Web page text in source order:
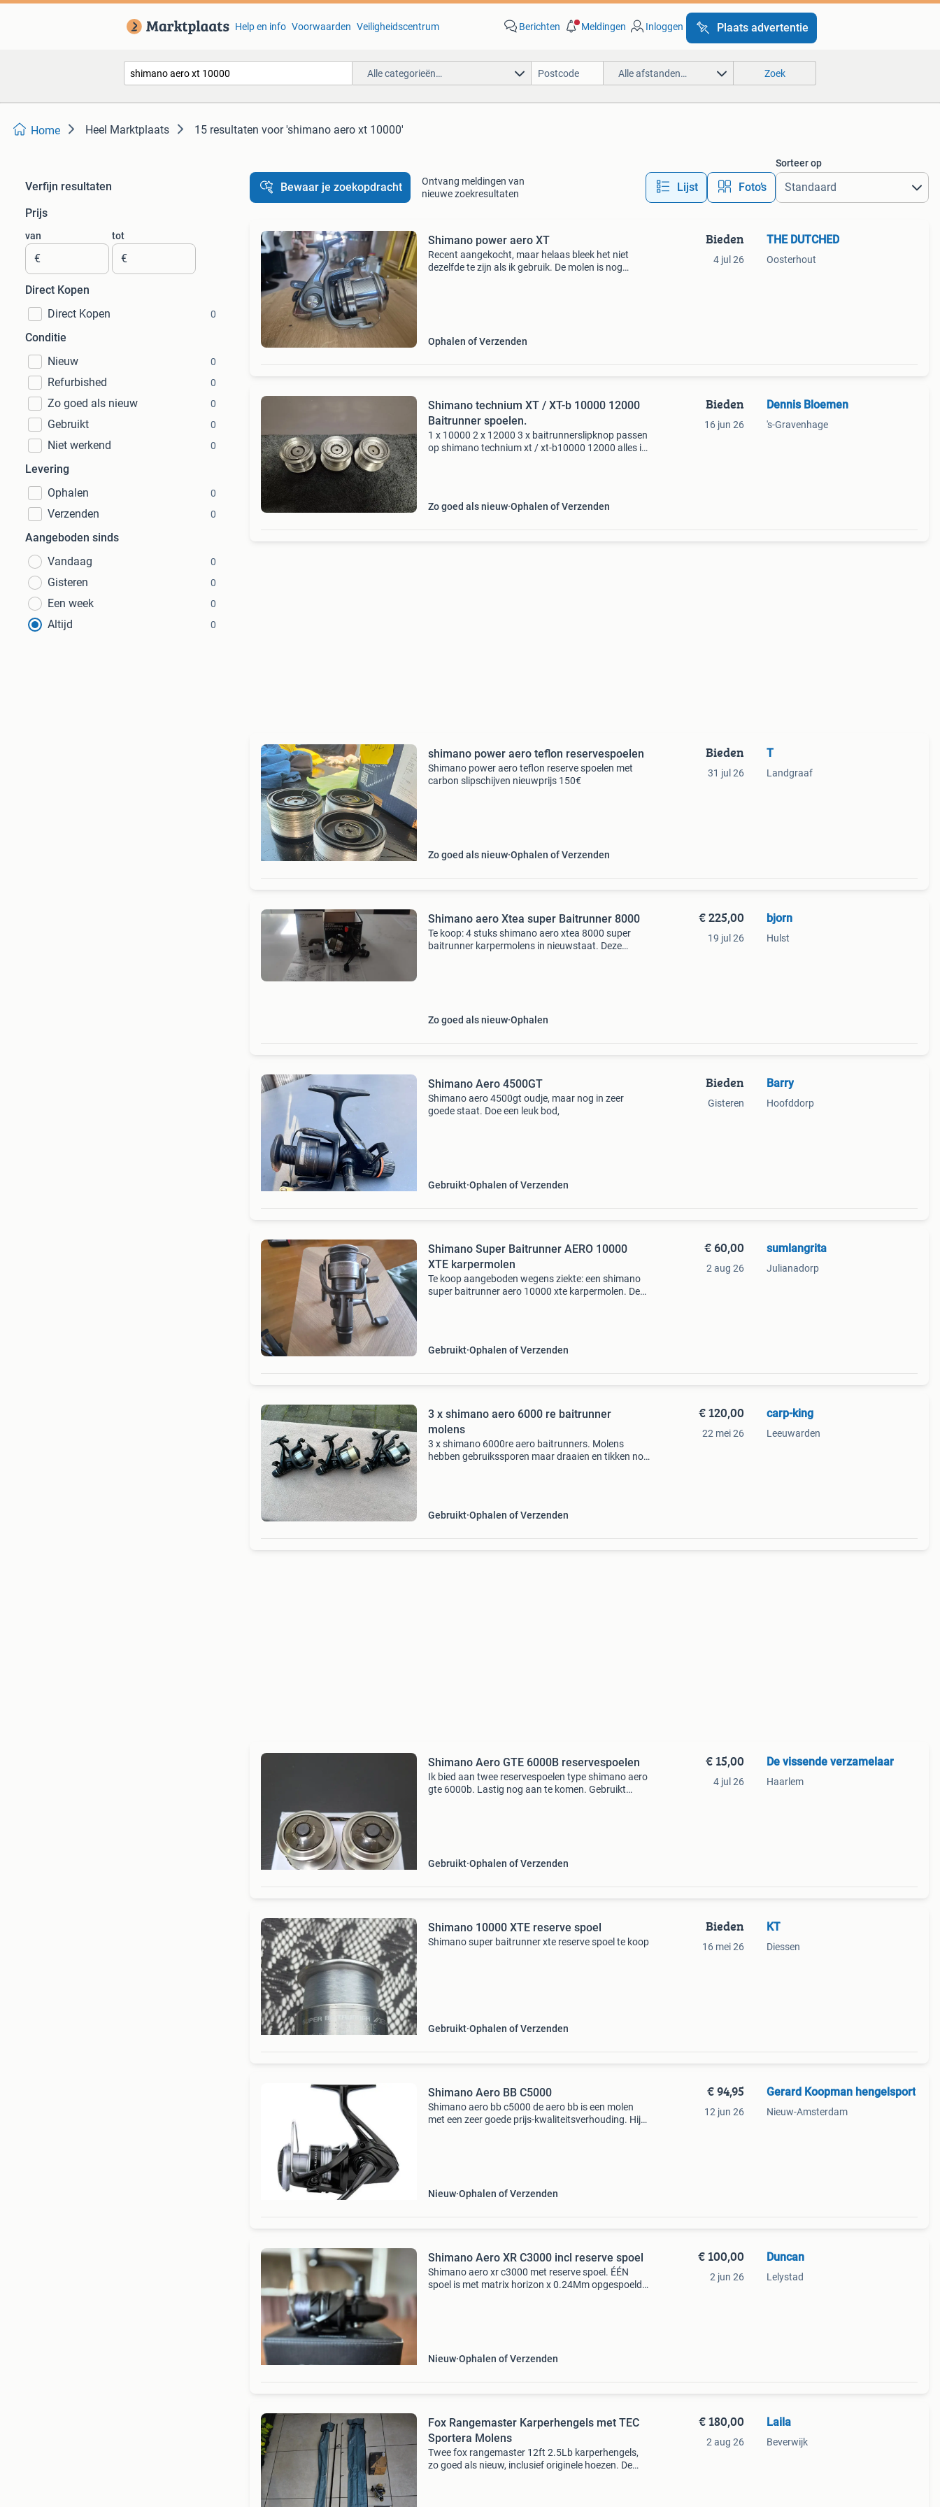
Help en info Voorwaarden Veiligheidscentrum Berichten Meldingen Inloggen Plaats advertentie
Alle categorieën… Alle afstanden… Zoek
Home Heel Marktplaats 15 resultaten voor 'shimano aero xt 10000'
Verfijn resultaten
Prijs
van
€
tot
€
Direct Kopen
Direct Kopen
0
Conditie
Nieuw
0
Refurbished 0
Zo goed als nieuw 0
Gebruikt 0
Niet werkend 0
Levering
Ophalen
0
Verzenden 0
Aangeboden sinds
Vandaag
0
Gisteren 0
Een week 0
Altijd 0
Bewaar je zoekopdracht
Ontvang meldingen van
nieuwe zoekresultaten
Lijst Foto’s
Sorteer op
Shimano power aero XT
Recent aangekocht, maar helaas bleek het niet
dezelfde te zijn als ik gebruik. De molen is nog
Ophalen of Verzenden
Bieden
4 jul 26
THE DUTCHED
Oosterhout
Shimano technium XT / XT-b 10000 12000
Baitrunner spoelen.
1 x 10000 2 x 12000 3 x baitrunnerslipknop passen
op shimano technium xt / xt-b10000 12000 alles in
Zo goed als nieuw Ophalen of Verzenden
Bieden
16 jun 26
Dennis Bloemen
's-Gravenhage
shimano power aero teflon reservespoelen
Shimano power aero teflon reserve spoelen met
carbon slipschijven nieuwprijs 150€
Zo goed als nieuw Ophalen of Verzenden
Bieden
31 jul 26
T
Landgraaf
Shimano aero Xtea super Baitrunner 8000
Te koop: 4 stuks shimano aero xtea 8000 super
baitrunner karpermolens in nieuwstaat. Deze
Zo goed als nieuw Ophalen
€ 225,00
19 jul 26
bjorn
Hulst
Shimano Aero 4500GT
Shimano aero 4500gt oudje, maar nog in zeer
goede staat. Doe een leuk bod,
Gebruikt Ophalen of Verzenden
Bieden
Gisteren
Barry
Hoofddorp
Shimano Super Baitrunner AERO 10000
XTE karpermolen
Te koop aangeboden wegens ziekte: een shimano
super baitrunner aero 10000 xte karpermolen. De
Gebruikt Ophalen of Verzenden
€ 60,00
2 aug 26
sumlangrita
Julianadorp
3 x shimano aero 6000 re baitrunner
molens
3 x shimano 6000re aero baitrunners. Molens
hebben gebruikssporen maar draaien en tikken nog
Gebruikt Ophalen of Verzenden
€ 120,00
22 mei 26
carp-king
Leeuwarden
Shimano Aero GTE 6000B reservespoelen
Ik bied aan twee reservespoelen type shimano aero
gte 6000b. Lastig nog aan te komen. Gebruikt
Gebruikt Ophalen of Verzenden
€ 15,00
4 jul 26
De vissende verzamelaar
Haarlem
Shimano 10000 XTE reserve spoel
Shimano super baitrunner xte reserve spoel te koop
Gebruikt Ophalen of Verzenden
Bieden
16 mei 26
KT
Diessen
Shimano Aero BB C5000
Shimano aero bb c5000 de aero bb is een molen
met een zeer goede prijs-kwaliteitsverhouding. Hij
Nieuw Ophalen of Verzenden
€ 94,95
12 jun 26
Gerard Koopman hengelsport
Nieuw-Amsterdam
Shimano Aero XR C3000 incl reserve spoel
Shimano aero xr c3000 met reserve spoel. ÉÉN
spoel is met matrix horizon x 0.24Mm opgespoeld.
Nieuw Ophalen of Verzenden
€ 100,00
2 jun 26
Duncan
Lelystad
Fox Rangemaster Karperhengels met TEC
Sportera Molens
Twee fox rangemaster 12ft 2.5Lb karperhengels,
zo goed als nieuw, inclusief originele hoezen. De
€ 180,00
2 aug 26
Laila
Beverwijk